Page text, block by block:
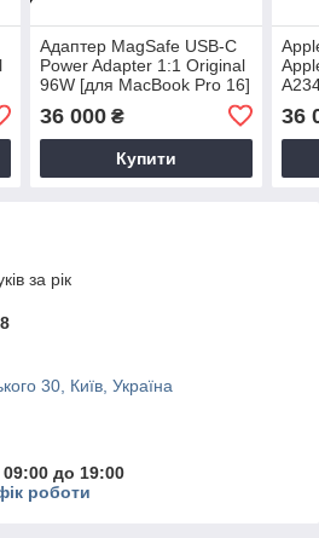
Адаптер MagSafe USB-C
Power Adapter 1:1 Original
96W [для MacBook Pro 16]
36 000₴
Купити
36
за рік
30, Київ, Україна
до 19:00
роботи